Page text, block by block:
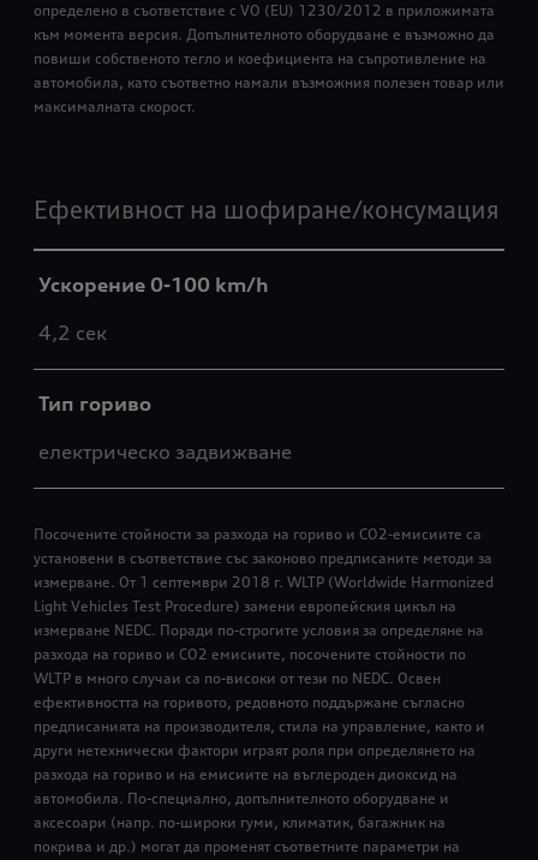
определено в съответствие с VO (EU) 1230/2012 в приложимата
към момента версия. Допълнителното оборудване е възможно да
повиши собственото тегло и коефициента на съпротивление на
автомобила, като съответно намали възможния полезен товар или
максималната скорост.
Ефективност на шофиране/консумация
Ускорение 0-100 km/h
4,2 сек
Тип гориво
електрическо задвижване
Посочените стойности за разхода на гориво и СО2-емисиите са
установени в съответствие със законово предписаните методи за
измерване. От 1 септември 2018 г. WLTP (Worldwide Harmonized
Light Vehicles Test Procedure) замени европейския цикъл на
измерване NEDC. Поради по-строгите условия за определяне на
разхода на гориво и CО2 емисиите, посочените стойности по
WLTP в много случаи са по-високи от тези по NEDC. Освен
ефективността на горивото, редовното поддържане съгласно
предписанията на производителя, стила на управление, както и
други нетехнически фактори играят роля при определянето на
разхода на гориво и на емисиите на въглероден диоксид на
автомобила. По-специално, допълнителното оборудване и
аксесоари (напр. по-широки гуми, климатик, багажник на
покрива и др.) могат да променят съответните параметри на